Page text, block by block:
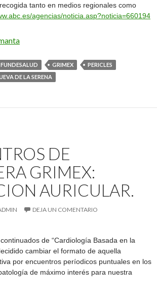
tanto en medios regionales como
agencias/noticia.asp?noticia=660194
FUNDESALUD GRIMEX
PERICLES
DE LA SERENA
DE
GRIMEX:
AURICULAR.
DEJA UN COMENTARIO
de “Cardiología Basada en la
cambiar el formato de aquella
por encuentros períodicos puntuales en los
de máximo interés para nuestra